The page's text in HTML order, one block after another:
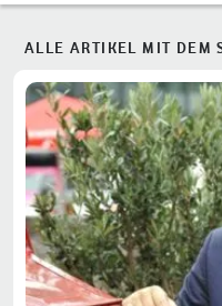
ALLE ARTIKEL MIT DEM